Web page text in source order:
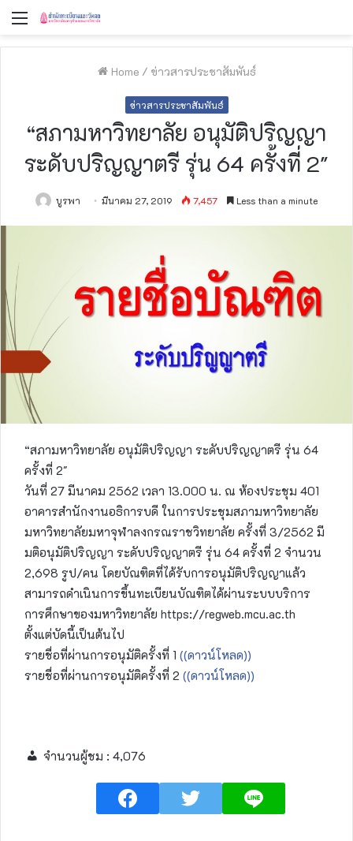
Menu
Home / ข่าวสารประชาสัมพันธ์
ข่าวสารประชาสัมพันธ์
“สภามหาวิทยาลัย อนุมัติปริญญา
ระดับปริญญาตรี รุ่น 64 ครั้งที่ 2″
บูรพา มีนาคม 27, 2019 7,457 Less than a minute
“สภามหาวิทยาลัย อนุมัติปริญญา ระดับปริญญาตรี รุ่น 64
ครั้งที่ 2″
วันที่ 27 มีนาคม 2562 เวลา 13.000 น. ณ ห้องประชุม 401
อาคารสำนักงานอธิการบดี ในการประชุมสภามหาวิทยาลัย
มหาวิทยาลัยมหาจุฬาลงกรณราชวิทยาลัย ครั้งที่ 3/2562 มี
มติอนุมัติปริญญา ระดับปริญญาตรี รุ่น 64 ครั้งที่ 2 จำนวน
2,698 รูป/คน โดยบัณฑิตที่ได้รับการอนุมัติปริญญาแล้ว
สามารถดำเนินการขึ้นทะเบียนบัณฑิตได้ผ่านระบบบริการ
การศึกษาของมหาวิทยาลัย https://regweb.mcu.ac.th
ตั้งแต่บัดนี้เป็นต้นไป
รายชื่อที่ผ่านการอนุมัติครั้งที่ 1 ((ดาวน์โหลด))
รายชื่อที่ผ่านการอนุมัติครั้งที่ 2 ((ดาวน์โหลด))
จำนวนผู้ชม : 4,076